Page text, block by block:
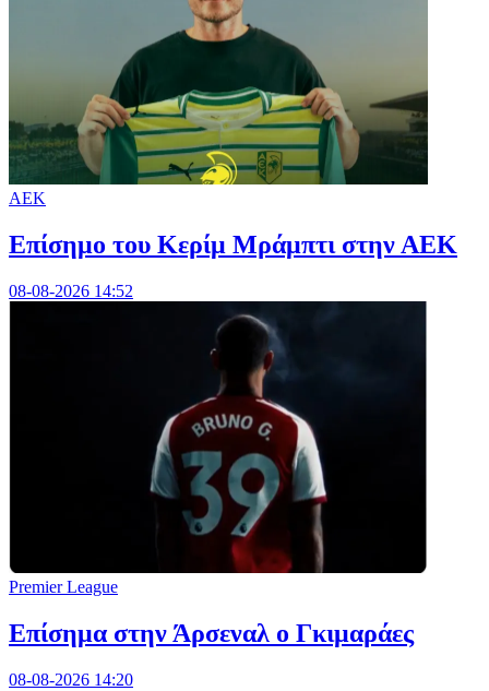
ΑΕΚ
Επίσημο του Κερίμ Μράμπτι στην ΑΕK
08-08-2026 14:52
Premier League
Επίσημα στην Άρσεναλ ο Γκιμαράες
08-08-2026 14:20